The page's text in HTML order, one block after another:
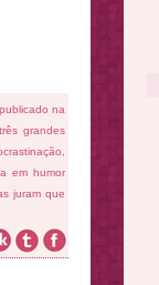
na
grandes
em humor
juram que